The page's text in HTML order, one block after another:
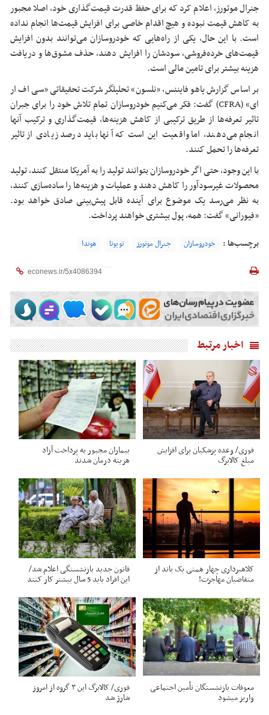
جنرال موتورز، اعلام کرد که برای حفظ قدرت قیمت‌گذاری خود، اصلا مجبور
به کاهش قیمت نبوده و هیچ اقدام خاصی برای افزایش قیمت‌ها انجام نداده
است. با این حال، یکی از راه‌هایی که خودروسازان می‌توانند بدون افزایش
قیمت‌های خرده‌فروشی، سودشان را افزایش دهند، حذف مشوق‌ها و دریافت
هزینه بیشتر برای تامین مالی است.
بر اساس گزارش یاهو فایننس، «نلسون» تحلیلگر شرکت تحقیقاتی «سی اف ار
ای» (CFRA) گفت: فکر می‌کنیم خودروسازان تمام تلاش خود را برای جبران
تاثیر تعرفه‌ها از طریق ترکیبی از کاهش هزینه‌ها، قیمت‌گذاری و ترکیب آنها
انجام می‌دهند، اما واقعیت این است که آنها باید درصد زیادی از تاثیر
تعرفه‌ها را تحمل کنند.
با این وجود، حتی اگر خودروسازان بتوانند تولید را به آمریکا منتقل کنند، تولید
محصولات غیرسودآور را کاهش دهند و عملیات و هزینه‌ها را ساده‌سازی کنند،
به نظر می‌رسد یک موضوع برای آینده‌ قابل پیش‌بینی صادق خواهد بود.
«فیورانی» گفت: همه، پول بیشتری خواهند پرداخت.
برچسب‌ها : خودروسازان جنرال موتورز تویوتا هوندا
اخبار مرتبط
فوری/ وعده پزشکیان برای افزایش
مبلغ کالابرگ
بیماران مجبور به پرداخت آزاد
هزینه درمان شدند
کلاهبرداری چهار همتی یک باند از
متقاضیان مهاجرت!
قانون جدید بازنشستگی اعلام شد/
این افراد باید 5 سال بیشتر کار کنند
معوقات بازنشستگان تأمین اجتماعی
واریز میشود
فوری/ کالابرگ این ۳ گروه از امروز
شارژ شد